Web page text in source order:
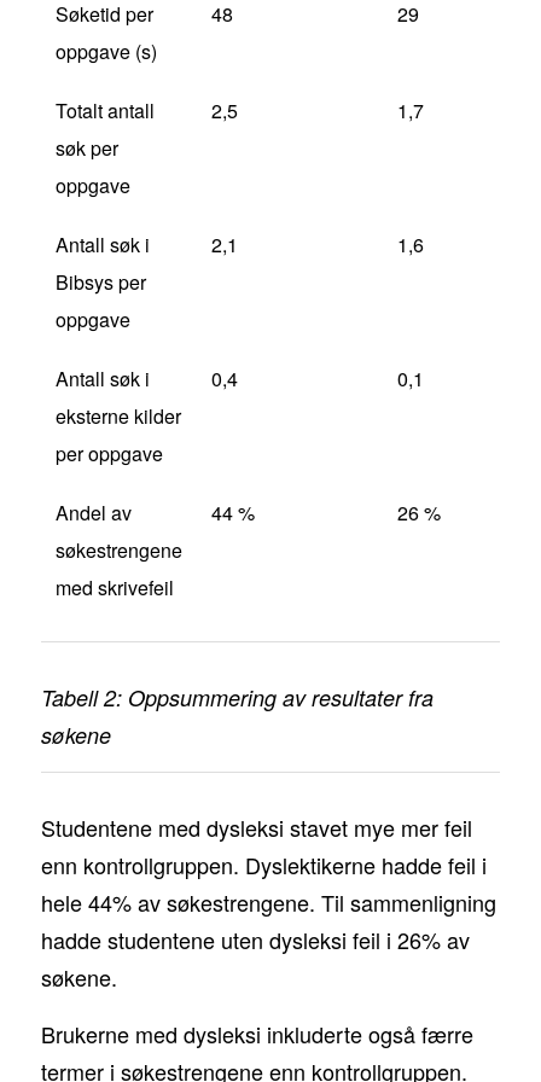
Søketid per
oppgave (s)
48 29
Totalt antall
søk per
oppgave
2,5 1,7
Antall søk i
Bibsys per
oppgave
2,1 1,6
Antall søk i
eksterne kilder
per oppgave
0,4 0,1
Andel av
søkestrengene
med skrivefeil
44 % 26 %
Tabell 2: Oppsummering av resultater fra
søkene
Studentene med dysleksi stavet mye mer feil
enn kontrollgruppen. Dyslektikerne hadde feil i
hele 44% av søkestrengene. Til sammenligning
hadde studentene uten dysleksi feil i 26% av
søkene.
Brukerne med dysleksi inkluderte også færre
termer i søkestrengene enn kontrollgruppen.